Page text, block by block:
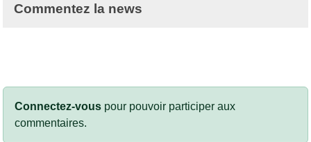
Commentez la news
Connectez-vous pour pouvoir participer aux
commentaires.